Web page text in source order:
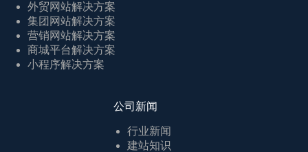
外贸网站解决方案
集团网站解决方案
营销网站解决方案
商城平台解决方案
小程序解决方案
公司新闻
行业新闻
建站知识